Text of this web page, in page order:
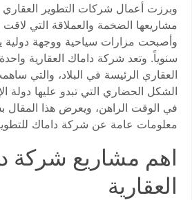
وبرزت أعمال شركات التطوير العقاري
مشاريعها الضخمة والعملاقة التي
وأصبحت مزارات سياحية ووجهة دولية
سنوياً. وتعد شركة داماك العقارية
العقاري الرئيسة في البلاد، والتي
الشكل الحضاري التي تبدو عليها دولة
في الوقت الراهن، ويعرض هذا المقال
معلومات عامة عن شركة داماك
اهم مشاريع شركة
العقارية